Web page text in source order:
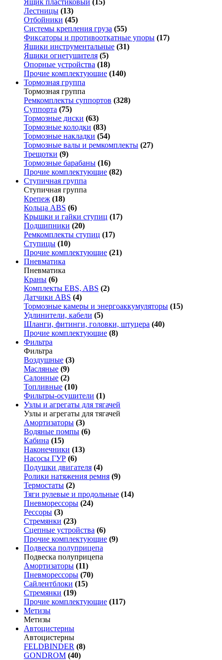
Ящик пластиковый (15)
Лестницы (13)
Отбойники (45)
Системы крепления груза (55)
Фиксаторы и противооткатные упоры (17)
Ящики инструментальные (31)
Ящики огнетушителя (5)
Опорные устройства (18)
Прочие комплектующие (140)
Тормозная группа
Тормозная группа
Ремкомплекты суппортов (328)
Суппорта (75)
Тормозные диски (63)
Тормозные колодки (83)
Тормозные накладки (54)
Тормозные валы и ремкомплекты (27)
Трещотки (9)
Тормозные барабаны (16)
Прочие комплектующие (82)
Ступичная группа
Ступичная группа
Крепеж (18)
Кольца ABS (6)
Крышки и гайки ступиц (17)
Подшипники (20)
Ремкомплекты ступиц (17)
Ступицы (10)
Прочие комплектующие (21)
Пневматика
Пневматика
Краны (6)
Комплекты EBS, ABS (2)
Датчики ABS (4)
Тормозные камеры и энергоаккумуляторы (15)
Удлинители, кабели (5)
Шланги, фитинги, головки, штуцера (40)
Прочие комплектующие (8)
Фильтра
Фильтра
Воздушные (3)
Масляные (9)
Салонные (2)
Топливные (10)
Фильтры-осушители (1)
Узлы и агрегаты для тягачей
Узлы и агрегаты для тягачей
Амортизаторы (3)
Водяные помпы (6)
Кабина (15)
Наконечники (13)
Насосы ГУР (6)
Подушки двигателя (4)
Ролики натяжения ремня (9)
Термостаты (2)
Тяги рулевые и продольные (14)
Пневморессоры (24)
Рессоры (3)
Стремянки (23)
Сцепные устройства (6)
Прочие комплектующие (9)
Подвеска полуприцепа
Подвеска полуприцепа
Амортизаторы (11)
Пневморессоры (70)
Сайлентблоки (15)
Стремянки (19)
Прочие комплектующие (117)
Метизы
Метизы
Автоцистерны
Автоцистерны
FELDBINDER (8)
GONDROM (40)